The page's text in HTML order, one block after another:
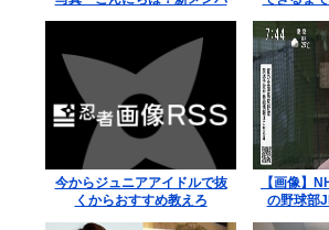
今からジュニアアイドルで抜
くからおすすめ教えろ
【画像】
の野球部